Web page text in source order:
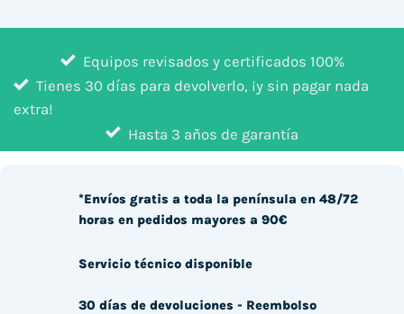
Equipos revisados y certificados 100%
Tienes 30 días para devolverlo, ¡y sin pagar nada
extra!
Hasta 3 años de garantía
*Envíos gratis a toda la península en 48/72
horas en pedidos mayores a 90€
Servicio técnico disponible
30 días de devoluciones - Reembolso